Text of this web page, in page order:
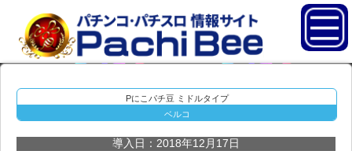
Pにこパチ豆 ミドルタイプ
ベルコ
導入日：2018年12月17日